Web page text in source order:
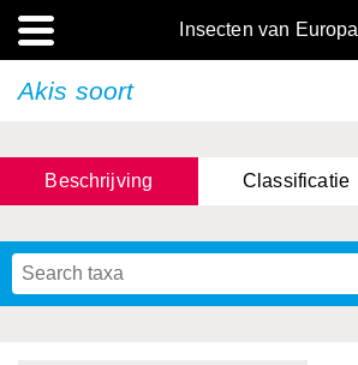
Insecten van Europa
Akis soort
Beschrijving Classificatie